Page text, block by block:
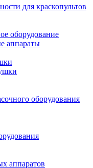
для краскопультов
оборудование
аппараты
оборудования
аппаратов